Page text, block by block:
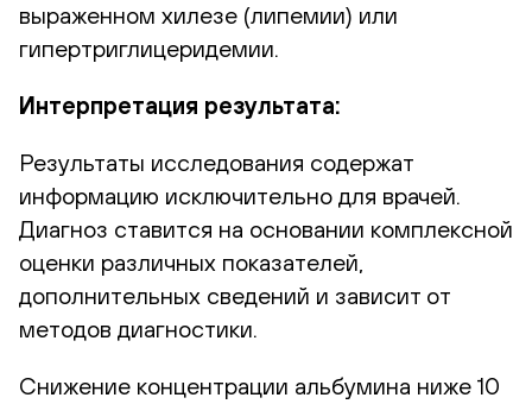
выраженном хилезе (липемии) или
гипертриглицеридемии.
Интерпретация результата:
Результаты исследования содержат
информацию исключительно для врачей.
Диагноз ставится на основании комплексной
оценки различных показателей,
дополнительных сведений и зависит от
методов диагностики.
Снижение концентрации альбумина ниже 10